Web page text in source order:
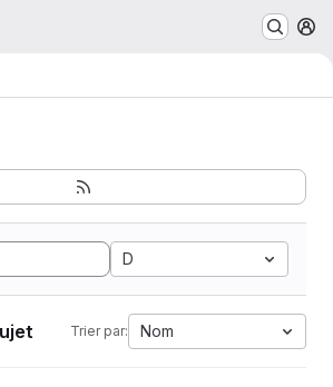
D
Trier par: Nom